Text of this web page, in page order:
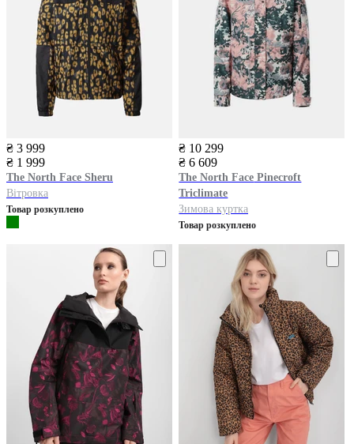
₴ 3 999
₴ 1 999
The North Face Sheru
Вітровка
Товар розкуплено
₴ 10 299
₴ 6 609
The North Face Pinecroft
Triclimate
Зимова куртка
Товар розкуплено